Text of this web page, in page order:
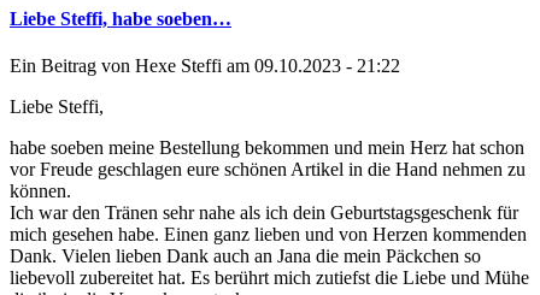
Liebe Steffi, habe soeben…
Ein Beitrag von Hexe Steffi am 09.10.2023 - 21:22
Liebe Steffi,
habe soeben meine Bestellung bekommen und mein Herz hat schon
vor Freude geschlagen eure schönen Artikel in die Hand nehmen zu
können.
Ich war den Tränen sehr nahe als ich dein Geburtstagsgeschenk für
mich gesehen habe. Einen ganz lieben und von Herzen kommenden
Dank. Vielen lieben Dank auch an Jana die mein Päckchen so
liebevoll zubereitet hat. Es berührt mich zutiefst die Liebe und Mühe